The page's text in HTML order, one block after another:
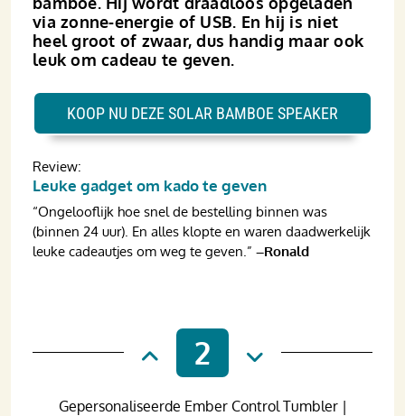
via zonne-energie of USB. En hij is niet
heel groot of zwaar, dus handig maar ook
leuk om cadeau te geven.
Review:
Leuke gadget om kado te geven
“Ongelooflijk hoe snel de bestelling binnen was
(binnen 24 uur). En alles klopte en waren daadwerkelijk
leuke cadeautjes om weg te geven.” –Ronald
KOOP NU DEZE SOLAR BAMBOE SPEAKER
2
Gepersonaliseerde Ember Control Tumbler |